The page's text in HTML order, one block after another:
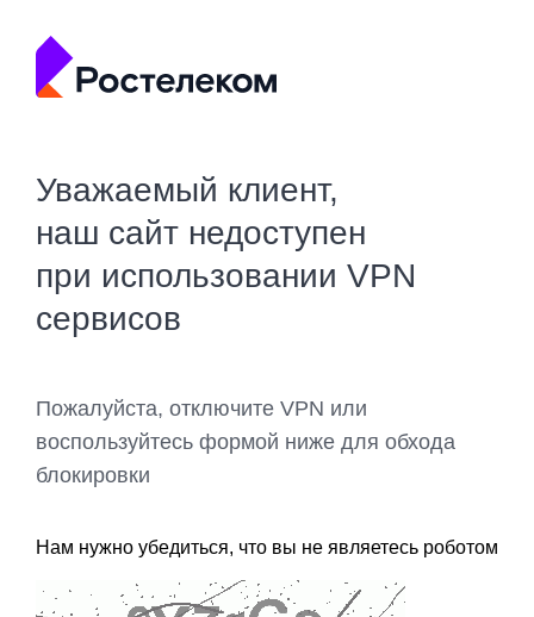
Уважаемый клиент,
наш сайт недоступен
при использовании VPN
сервисов
Пожалуйста, отключите VPN или
воспользуйтесь формой ниже для обхода
блокировки
Нам нужно убедиться, что вы не являетесь роботом